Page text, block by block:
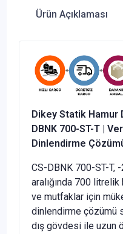
Ürün Açıklaması
Dikey Statik Hamur
DBNK 700-ST-T |
Dinlendirme
CS-DBNK 700-ST-T, -
aralığında 700
ve mutfaklar için
dinlendirme çözümü
dış gövdesi ile uzun